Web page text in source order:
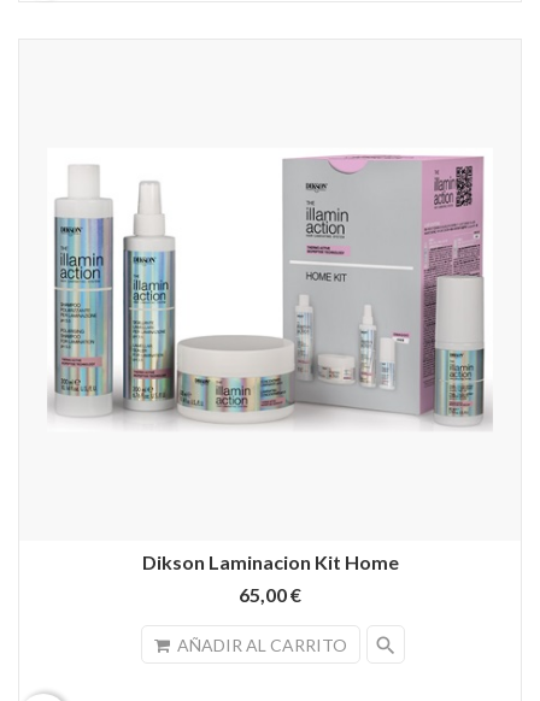
Dikson Laminacion Kit Home
65,00 €
AÑADIR AL CARRITO search